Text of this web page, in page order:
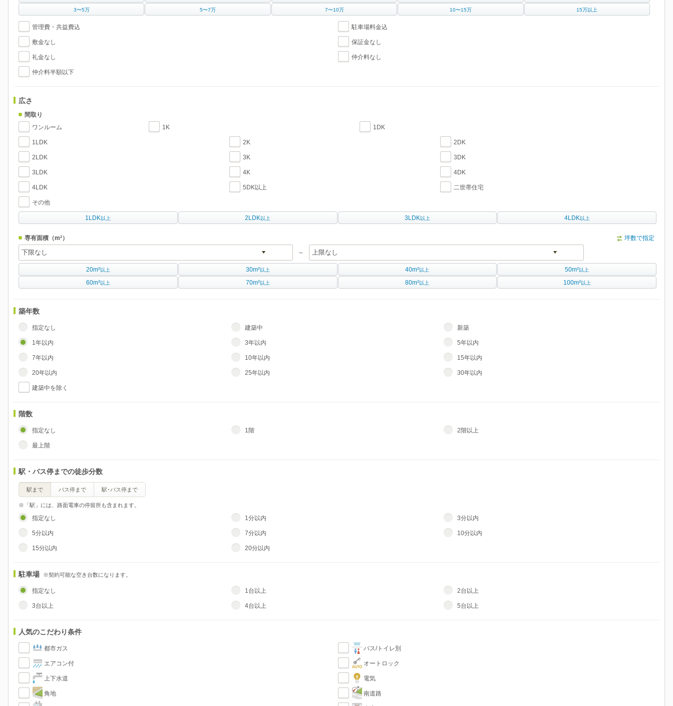
3〜5万 5〜7万 7〜10万 10〜15万 15万以上
管理費・共益費込 駐車場料金込
敷金なし 保証金なし
礼金なし 仲介料なし
仲介料半額以下
広さ
間取り
ワンルーム 1K 1DK
1LDK 2K 2DK
2LDK 3K 3DK
3LDK 4K 4DK
4LDK 5DK以上 二世帯住宅
その他
1LDK 以上 2LDK 以上 3LDK 以上 4LDK 以上
専有面積（m²） 坪数で指定
～
20m²以上 30m²以上 40m²以上 50m²以上
60m²以上 70m²以上 80m²以上 100m²以上
築年数
指定なし 建築中 新築
1年以内 3年以内 5年以内
7年以内 10年以内 15年以内
20年以内 25年以内 30年以内
建築中を除く
階数
指定なし 1階 2階以上
最上階
駅・バス停までの徒歩分数
駅まで バス停まで 駅･バス停まで
指定なし 1分以内 3分以内
5分以内 7分以内 10分以内
15分以内 20分以内
※「駅」には、路面電車の停留所も含まれます。
駐車場 ※契約可能な空き台数になります。
指定なし 1台以上 2台以上
3台以上 4台以上 5台以上
人気のこだわり条件
都市ガス バス/トイレ別
エアコン付 オートロック
上下水道 電気
角地 南道路